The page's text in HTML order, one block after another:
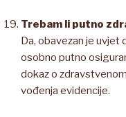
Trebam li putno
Da, obavezan je uvjet
osobno putno
dokaz o
vođenja evidencije.